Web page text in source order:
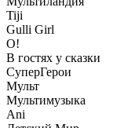
Tiji
Gulli Girl
О!
В гостях у сказки
СуперГерои
Мульт
Мультимузыка
Ani